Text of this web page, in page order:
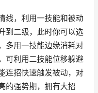
线，利用一技能和被动
到二级，此时你可以选
多用一技能边缘消耗对
可利用二技能位移躲避
连招快速触发被动，对
的强势期，拥有大招